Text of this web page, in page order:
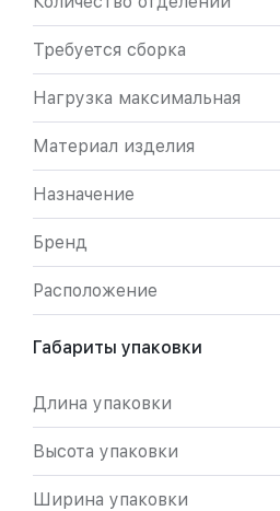
Требуется сборка
Нагрузка максимальная
Материал изделия
Назначение
Бренд
Расположение
Габариты упаковки
Длина упаковки
Высота упаковки
Ширина упаковки